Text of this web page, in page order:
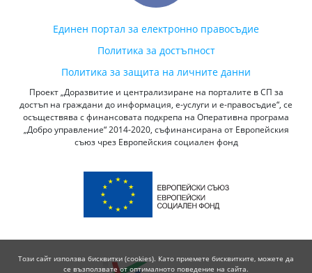
Единен портал за електронно правосъдие
Политика за достъпност
Политика за защита на личните данни
Проект „Доразвитие и централизиране на порталите в СП за
достъп на граждани до информация, е-услуги и е-правосъдие“, се
осъществява с финансовата подкрепа на Оперативна програма
„Добро управление“ 2014-2020, съфинансирана от Европейския
съюз чрез Европейския социален фонд
Този сайт използва бисквитки (cookies). Като приемете бисквитките, можете да
се възползвате от оптималното поведение на сайта.